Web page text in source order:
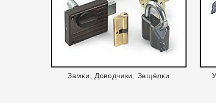
Замки, Доводчики, Защёлки